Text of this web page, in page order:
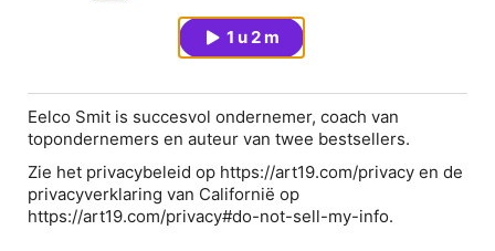
1 u 2 m
Eelco Smit is succesvol ondernemer, coach van
topondernemers en auteur van twee bestsellers.
Zie het privacybeleid op https://art19.com/privacy en de
privacyverklaring van Californië op
https://art19.com/privacy#do-not-sell-my-info.